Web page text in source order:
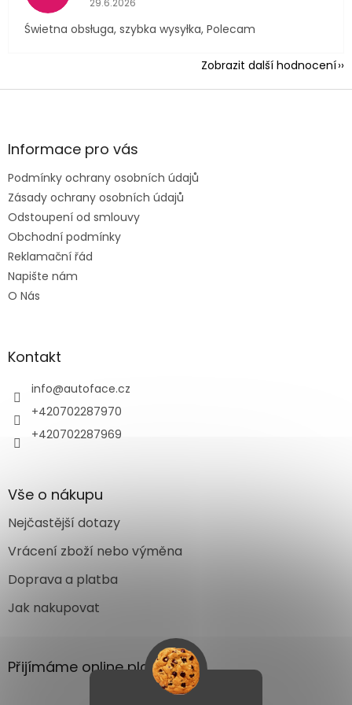
29.6.2026
Świetna obsługa, szybka wysyłka, Polecam
Zobrazit další hodnocení
Z
aInformace pro vás
Podmínky ochrany osobních údajů
Zásady ochrany osobních údajů
Odstoupení od smlouvy
Obchodní podmínky
Reklamační řád
Napište nám
O Nás
Kontakt
info@autoface.cz
+420702287970
+420702287969
Vše o nákupu
Nejčastější dotazy
Vrácení zboží nebo výměna
Doprava a platba
Jak nakupovat
Přijímáme online platby